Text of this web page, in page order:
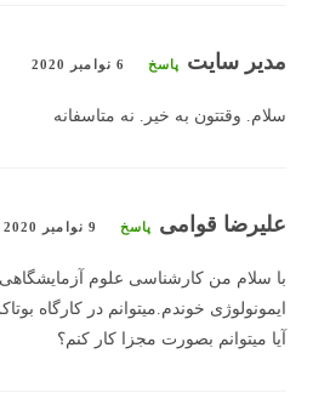
مدیر سایت پاسخ 6 نوامبر 2020
سلام. وقتتون به خیر. نه متاسفانه
علیرضا قوامی پاسخ 9 نوامبر 2020
با سلام من کارشناسی علوم
ایمونولوژی خوندم.میتوانم در کارگاه
آیا میتوانم بصورت مجزا کار کنم؟